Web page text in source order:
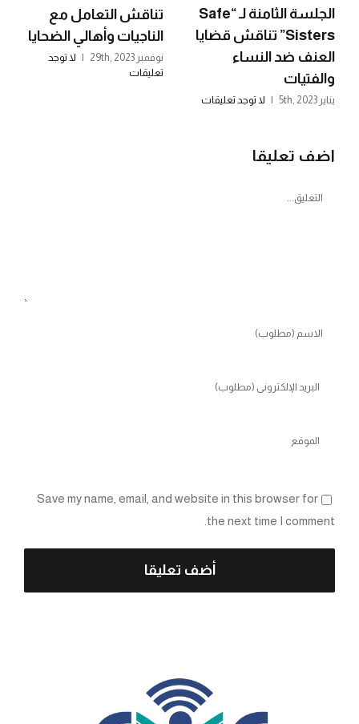
تناقش التعامل مع
الناجيات وأهالي الضحايا
نوفمبر 29th, 2023 | لا توجد
تعليقات
الجلسة الثامنة لـ “Safe
Sisters” تناقش قضايا
العنف ضد النساء
والفتيات
يناير 5th, 2023 | لا توجد تعليقات
اضف تعليقا
تعليق
Save my name, email, and website in this browser for
the next time I comment.